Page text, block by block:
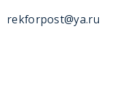
rekforpost@ya.ru